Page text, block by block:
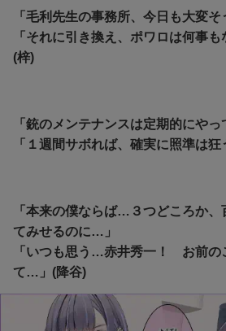
「毛利先生の事務所、今日も大変そ
「それに引き換え、ポワロは何事も
(梓)
「銃のメンテナンスは定期的にやっ
「１週間サボれば、確実に照準は
「本来の僕ならば…３つどころか
てみせるのに…」
「いつも思う…赤井秀一！ お前の
て…」(降谷)